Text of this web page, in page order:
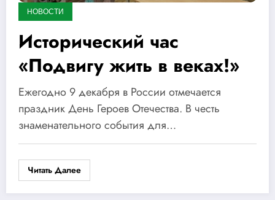
НОВОСТИ
Исторический час
«Подвигу жить в веках!»
Ежегодно 9 декабря в России отмечается
праздник День Героев Отечества. В честь
знаменательного события для…
Читать Далее